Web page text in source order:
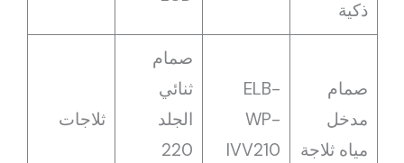
ذكية
صمام
مدخل
مياه ثلاجة
ELB-
WP-
IVV210
صمام
ثنائي
الجلد
220
ثلاجات